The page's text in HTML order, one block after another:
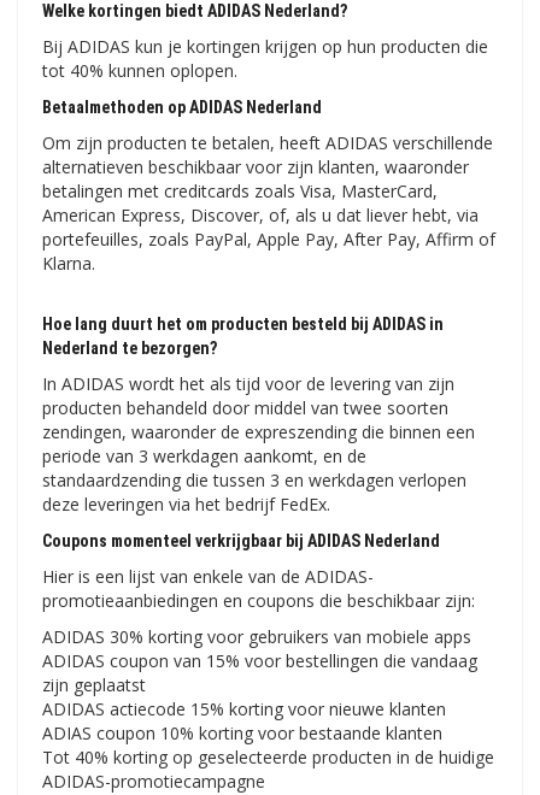
Welke kortingen biedt ADIDAS Nederland?
Bij ADIDAS kun je kortingen krijgen op hun producten die
tot 40% kunnen oplopen.
Betaalmethoden op ADIDAS Nederland
Om zijn producten te betalen, heeft ADIDAS verschillende
alternatieven beschikbaar voor zijn klanten, waaronder
betalingen met creditcards zoals Visa, MasterCard,
American Express, Discover, of, als u dat liever hebt, via
portefeuilles, zoals PayPal, Apple Pay, After Pay, Affirm of
Klarna.
Hoe lang duurt het om producten besteld bij ADIDAS in
Nederland te bezorgen?
In ADIDAS wordt het als tijd voor de levering van zijn
producten behandeld door middel van twee soorten
zendingen, waaronder de expreszending die binnen een
periode van 3 werkdagen aankomt, en de
standaardzending die tussen 3 en werkdagen verlopen
deze leveringen via het bedrijf FedEx.
Coupons momenteel verkrijgbaar bij ADIDAS Nederland
Hier is een lijst van enkele van de ADIDAS-
promotieaanbiedingen en coupons die beschikbaar zijn:
ADIDAS 30% korting voor gebruikers van mobiele apps
ADIDAS coupon van 15% voor bestellingen die vandaag
zijn geplaatst
ADIDAS actiecode 15% korting voor nieuwe klanten
ADIAS coupon 10% korting voor bestaande klanten
Tot 40% korting op geselecteerde producten in de huidige
ADIDAS-promotiecampagne